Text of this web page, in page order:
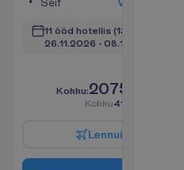
11 ööd hotellis (13 ööd kokku)
26.11.2026 - 08.12.2026
Kokku:2075.00
Kokku4150.00
Lennuin